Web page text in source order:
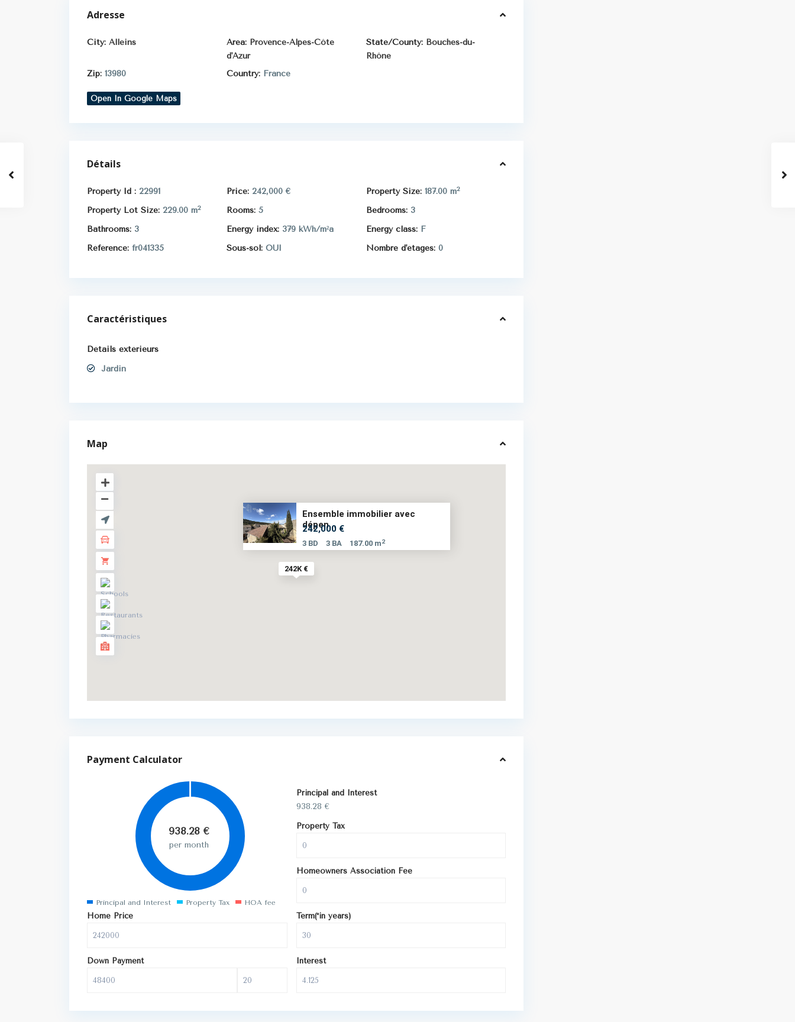
Adresse
City: Alleins Area: Provence-Alpes-Côte
d'Azur
State/County: Bouches-du-
Rhône
Zip: 13980 Country: France
Open In Google Maps
Détails
Property Id : 22991 Price: 242,000 € Property Size: 187.00 m2
Property Lot Size: 229.00 m2 Rooms: 5 Bedrooms: 3
Bathrooms: 3 Energy index: 379 kWh/m²a Energy class: F
Référence: fr041335 Sous-sol: OUI Nombre d'étages: 0
Caractéristiques
Détails extérieurs
Jardin
Map
242K €
Ensemble immobilier avec
dépen...
242,000 €
3 BD 3 BA 187.00 m2
Payment Calculator
938.28€
per month
Principal and Interest Property Tax HOA fee
Principal and Interest
938.28 €
Property Tax
Homeowners Association Fee
Home Price
Down Payment
Term(*in years)
Interest